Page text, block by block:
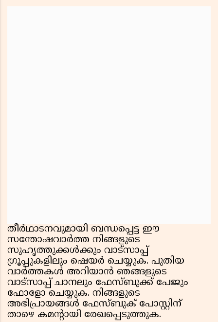
തീർഥാടനവുമായി ബന്ധപ്പെട്ട ഈ
സന്തോഷവാർത്ത നിങ്ങളുടെ
സുഹൃത്തുക്കൾക്കും വാട്സാപ്പ്
ഗ്രൂപ്പുകളിലും ഷെയർ ചെയ്യുക. പുതിയ
വാർത്തകൾ അറിയാൻ ഞങ്ങളുടെ
വാട്സാപ്പ് ചാനലും ഫേസ്ബുക്ക് പേജും
ഫോളോ ചെയ്യുക. നിങ്ങളുടെ
അഭിപ്രായങ്ങൾ ഫേസ്ബുക് പോസ്റ്റിന്
താഴെ കമന്റായി രേഖപ്പെടുത്തുക.